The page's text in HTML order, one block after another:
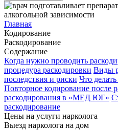
Главная
Кодирование
Раскодирование
Содержание
Когда нужно проводить
процедура раскодировки Виды
последствия и риски Что
Повторное кодирование после
раскодирования в «МЕД ЮГ»
раскодирование
Цены на услуги нарколога
Выезд нарколога на дом